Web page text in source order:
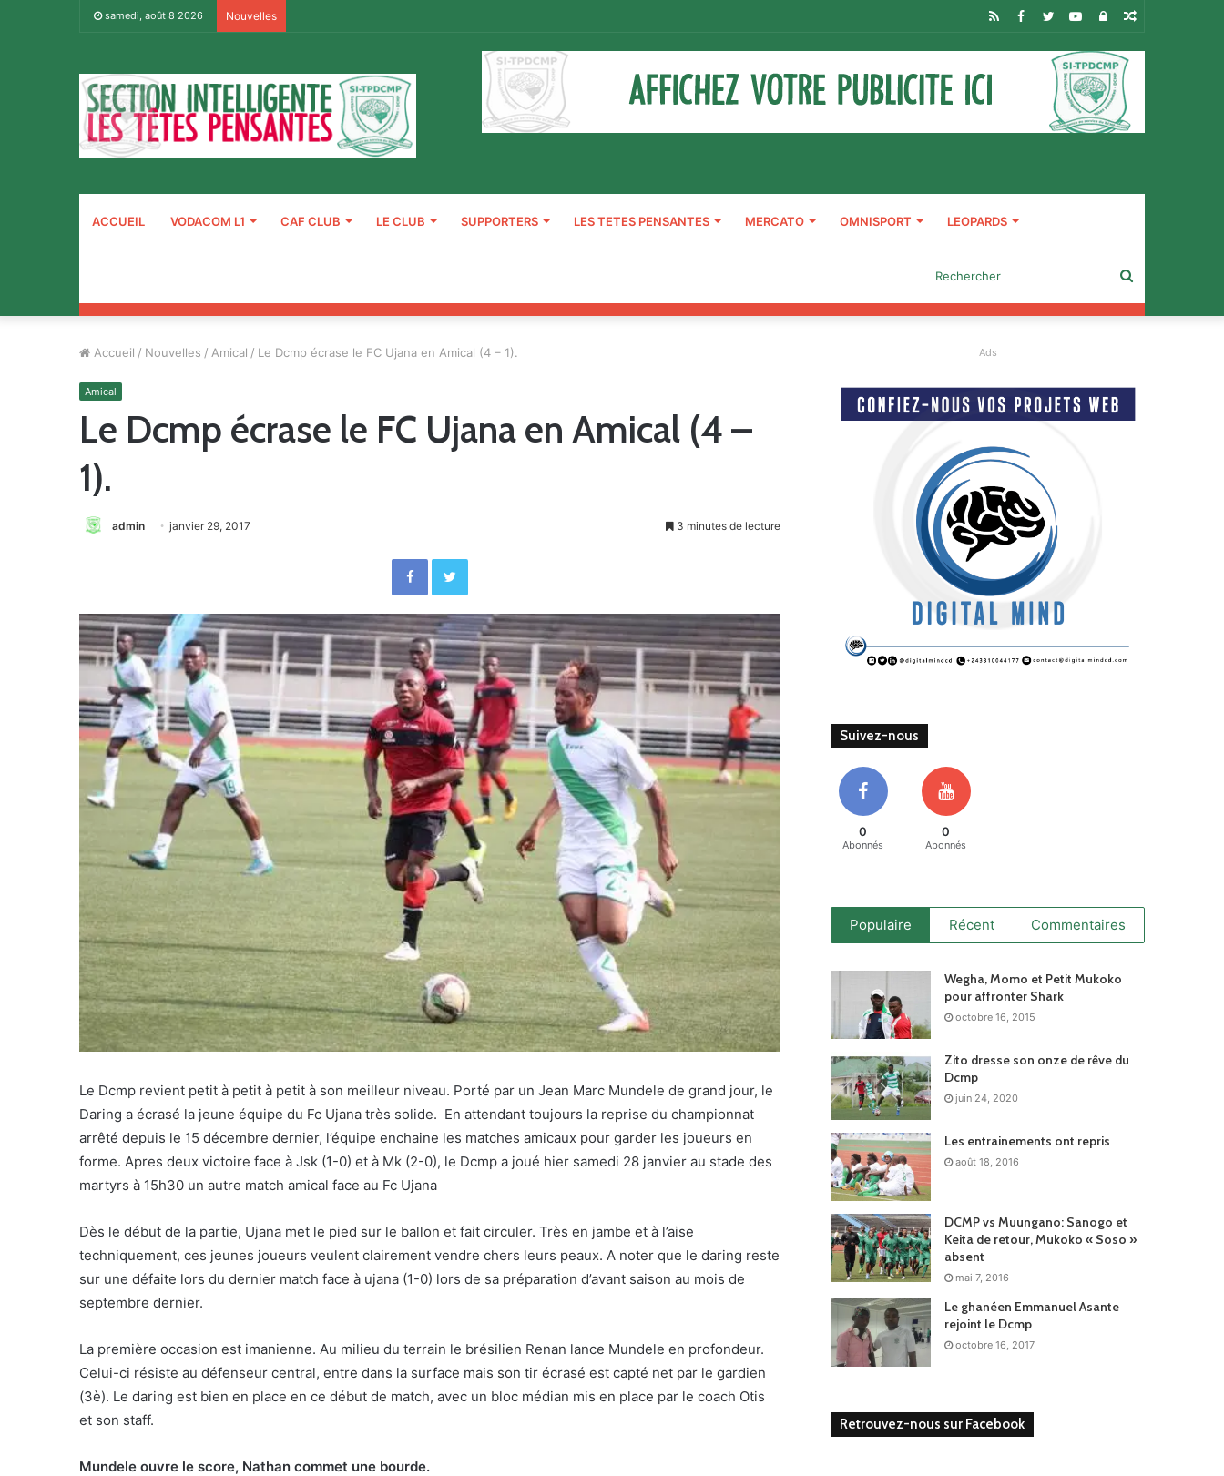
samedi, août 8 2026 Nouvelles Article
Connexion
YouTube
Twitter
Facebook
RSS
ACCUEIL VODACOM L1 CAF CLUB LE CLUB SUPPORTERS LES TETES PENSANTES MERCATO OMNISPORT LEOPARDS
Accueil / Nouvelles / Amical / Le Dcmp écrase le FC Ujana en Amical (4 – 1).
Amical
Le Dcmp écrase le FC Ujana en Amical (4 –
1).
admin janvier 29, 2017 3 minutes de lecture
FacebookTwitter
Le Dcmp revient petit à petit à petit à son meilleur niveau. Porté par un Jean Marc Mundele de grand jour, le
Daring a écrasé la jeune équipe du Fc Ujana très solide. En attendant toujours la reprise du championnat
arrêté depuis le 15 décembre dernier, l’équipe enchaine les matches amicaux pour garder les joueurs en
forme. Apres deux victoire face à Jsk (1-0) et à Mk (2-0), le Dcmp a joué hier samedi 28 janvier au stade des
martyrs à 15h30 un autre match amical face au Fc Ujana
Dès le début de la partie, Ujana met le pied sur le ballon et fait circuler. Très en jambe et à l’aise
techniquement, ces jeunes joueurs veulent clairement vendre chers leurs peaux. A noter que le daring reste
sur une défaite lors du dernier match face à ujana (1-0) lors de sa préparation d’avant saison au mois de
septembre dernier.
La première occasion est imanienne. Au milieu du terrain le brésilien Renan lance Mundele en profondeur.
Celui-ci résiste au défenseur central, entre dans la surface mais son tir écrasé est capté net par le gardien
(3è). Le daring est bien en place en ce début de match, avec un bloc médian mis en place par le coach Otis
et son staff.
Mundele ouvre le score, Nathan commet une bourde.
Ads
Suivez-nous
0
Abonnés
0
Abonnés
Populaire Récent Commentaires
Wegha, Momo et Petit Mukoko
pour affronter Shark
octobre 16, 2015
Zito dresse son onze de rêve du
Dcmp
juin 24, 2020
Les entrainements ont repris
août 18, 2016
DCMP vs Muungano: Sanogo et
Keita de retour, Mukoko « Soso »
absent
mai 7, 2016
Le ghanéen Emmanuel Asante
rejoint le Dcmp
octobre 16, 2017
Retrouvez-nous sur Facebook